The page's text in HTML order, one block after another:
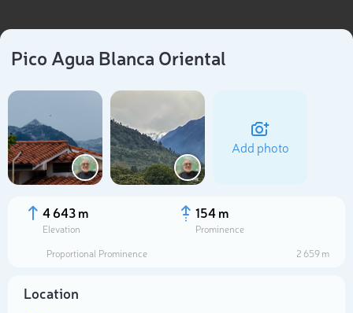
Pico Agua Blanca Oriental
Add photo
4 643 m
Elevation
154 m
Prominence
Proportional Prominence
2 659 m
Location